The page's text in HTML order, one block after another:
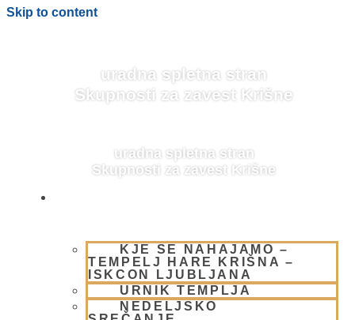
Skip to content
uradna spletna stran
Skupnosti za zavest Krišne
uradna spletna stran
Skupnosti za zavest Krišne
KJE SE NAHAJAMO –
TEMPELJ HARE KRIŠNA –
ISKCON LJUBLJANA
URNIK TEMPLJA
NEDELJSKO
BLOG